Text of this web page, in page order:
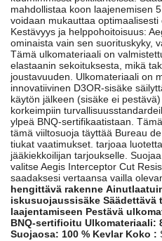
mahdollistaa koon laajenemisen
voidaan mukauttaa
Kestävyys ja helppohoitoisuus:
ominaista vain sen suorituskyky,
Tämä ulkomateriaali on
elastaanin sekoituksesta, mikä
joustavuuden. Ulkomateriaali on
innovatiivinen D3OR-sisäke
käytön jälkeen (sisäke ei
korkeimpiin
ylpeä BNQ-sertifikaatistaan.
tämä viiltosuoja täyttää Bureau
tiukat vaatimukset. tarjoaa
jääkiekkoilijan tarjoukselle.
valitse Aegis Interceptor Cut
saadaksesi vertaansa vailla
hengittävä rakenne
iskusuojaussisäke Säädettävä
laajentamiseen Pestävä
BNQ-sertifioitu Ulkomateriaali:
Suojaosa: 100 % Kevlar Koko :